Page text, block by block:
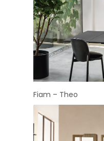
Fiam – Theo